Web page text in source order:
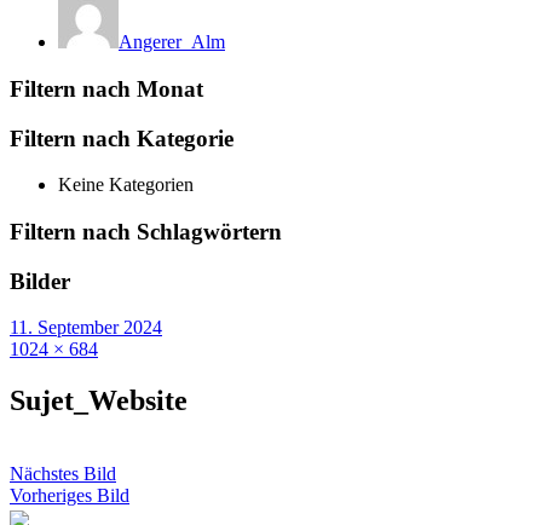
Angerer_Alm
Filtern nach Monat
Filtern nach Kategorie
Keine Kategorien
Filtern nach Schlagwörtern
Bilder
11. September 2024
1024 × 684
Sujet_Website
Nächstes Bild
Vorheriges Bild